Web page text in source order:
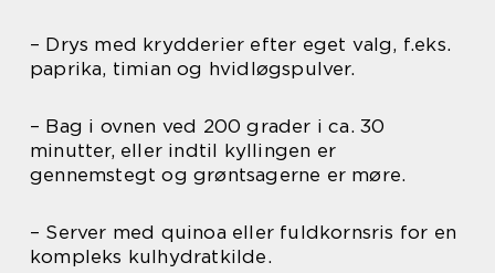
– Drys med krydderier efter eget valg, f.eks.
paprika, timian og hvidløgspulver.
– Bag i ovnen ved 200 grader i ca. 30
minutter, eller indtil kyllingen er
gennemstegt og grøntsagerne er møre.
– Server med quinoa eller fuldkornsris for en
kompleks kulhydratkilde.